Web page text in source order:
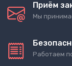
Приём
Мы
Работаем